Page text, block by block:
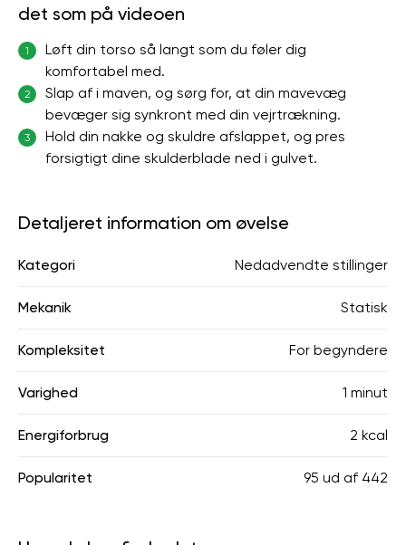
det som på videoen
1
Løft din torso så langt som du føler dig
komfortabel med.
2
Slap af i maven, og sørg for, at din mavevæg
bevæger sig synkront med din vejrtrækning.
3
Hold din nakke og skuldre afslappet, og pres
forsigtigt dine skulderblade ned i gulvet.
Detaljeret information om øvelse
Kategori Nedadvendte stillinger
Mekanik Statisk
Kompleksitet For begyndere
Varighed 1 minut
Energiforbrug 2 kcal
Popularitet 95 ud af 442